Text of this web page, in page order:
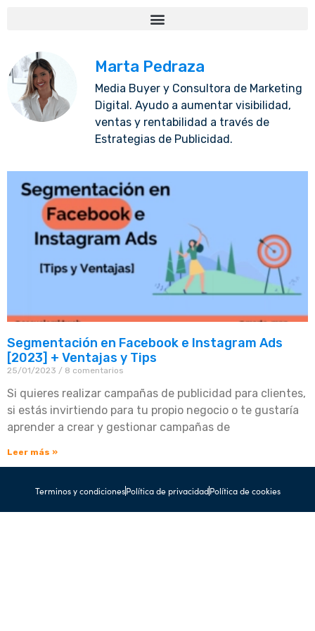
Marta Pedraza
Media Buyer y Consultora de Marketing
Digital. Ayudo a aumentar visibilidad,
ventas y rentabilidad a través de
Estrategias de Publicidad.
Segmentación en Facebook e Instagram Ads
[2023] + Ventajas y Tips
25/01/2023 8 comentarios
Si quieres realizar campañas de publicidad para clientes,
si estás invirtiendo para tu propio negocio o te gustaría
aprender a crear y gestionar campañas de
Leer más »
Terminos y condicionesPolítica de privacidadPolítica de cookies